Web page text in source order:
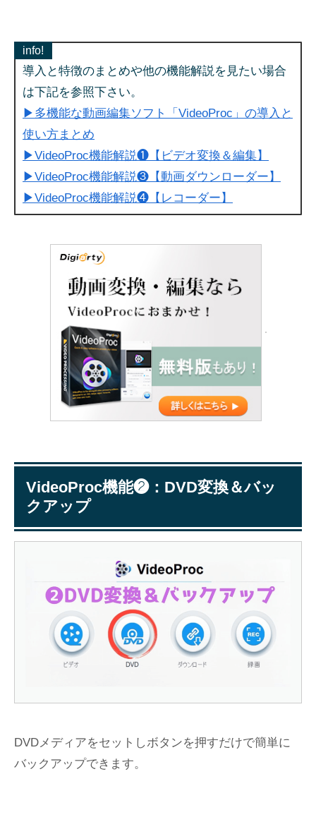
info!
導入と特徴のまとめや他の機能解説を見たい場合
は下記を参照下さい。
▶多機能な動画編集ソフト「VideoProc」の導入と
使い方まとめ
▶VideoProc機能解説❶【ビデオ変換＆編集】
▶VideoProc機能解説❸【動画ダウンローダー】
▶VideoProc機能解説❹【レコーダー】
VideoProc機能❷：DVD変換＆バッ
クアップ
DVDメディアをセットしボタンを押すだけで簡単に
バックアップできます。